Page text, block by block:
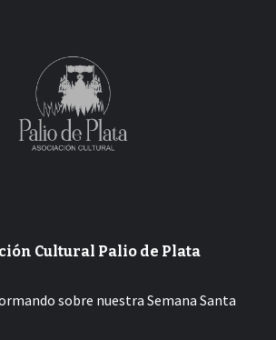
Cultural Palio de Plata
sobre nuestra Semana Santa